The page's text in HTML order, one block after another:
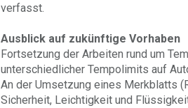
verfasst.
Ausblick auf zukünftige Vorhaben
Fortsetzung der Arbeiten rund um
unterschiedlicher Tempolimits auf
An der Umsetzung eines Merkblatts
Sicherheit, Leichtigkeit und